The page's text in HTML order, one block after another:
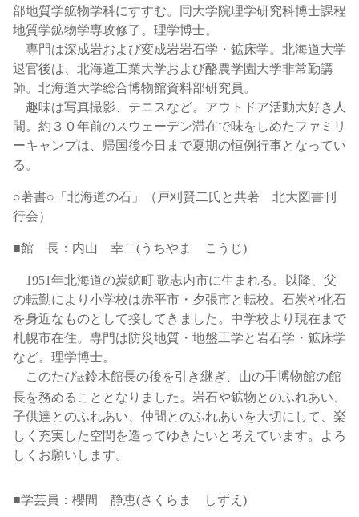
部地質学鉱物学科にすすむ。同大学院理学研究科博士課程
地質学鉱物学専攻修了。理学博士。
専門は深成岩および変成岩岩石学・鉱床学。北海道大学
退官後は、北海道工業大学および酪農学園大学非常勤講
師。北海道大学総合博物館資料部研究員。
趣味は写真撮影、テニスなど。アウトドア活動大好き人
間。約３０年前のスウェーデン滞在で味をしめたファミリ
ーキャンプは、帰国後今日まで夏期の恒例行事となってい
る。
○著書○「北海道の石」（戸刈賢二氏と共著 北大図書刊
行会）
■館 長：内山 幸二(うちやま こうじ)
1951年北海道の炭鉱町 歌志内市に生まれる。以降、父
の転勤により小学校は赤平市・夕張市と転校。石炭や化石
を身近なものとして接してきました。中学校より現在まで
札幌市在住。専門は防災地質・地盤工学と岩石学・鉱床学
など。理学博士。
このたび故鈴木館長の後を引き継ぎ、山の手博物館の館
長を務めることとなりました。岩石や鉱物とのふれあい、
子供達とのふれあい、仲間とのふれあいを大切にして、楽
しく充実した空間を造ってゆきたいと考えています。よろ
しくお願いします。
■学芸員：櫻間 静恵(さくらま しずえ)